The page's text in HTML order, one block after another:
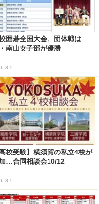
囲碁全国大会、団体戦は
南山女子部が優勝
高校受験】横須賀の私立4校が
…合同相談会10/12